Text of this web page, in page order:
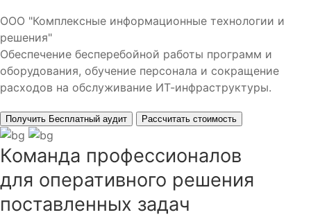
ООО "Комплексные информационные технологии и
решения"
Обеспечение бесперебойной работы программ и
оборудования, обучение персонала и сокращение
расходов на обслуживание ИТ-инфраструктуры.
Получить Бесплатный аудит Рассчитать стоимость
Команда профессионалов
для оперативного решения
поставленных задач